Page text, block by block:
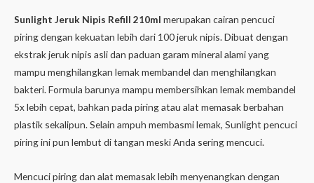
Sunlight Jeruk Nipis Refill 210ml merupakan cairan pencuci
piring dengan kekuatan lebih dari 100 jeruk nipis. Dibuat dengan
ekstrak jeruk nipis asli dan paduan garam mineral alami yang
mampu menghilangkan lemak membandel dan menghilangkan
bakteri. Formula barunya mampu membersihkan lemak membandel
5x lebih cepat, bahkan pada piring atau alat memasak berbahan
plastik sekalipun. Selain ampuh membasmi lemak, Sunlight pencuci
piring ini pun lembut di tangan meski Anda sering mencuci.
Mencuci piring dan alat memasak lebih menyenangkan dengan